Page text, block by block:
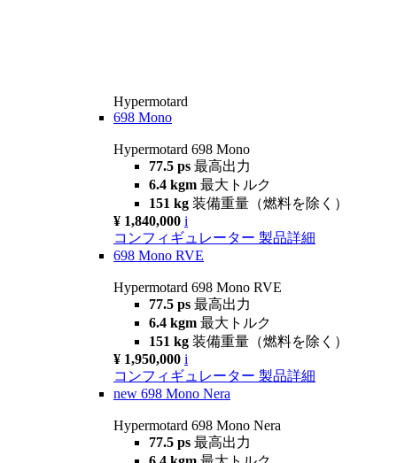
Hypermotard
698 Mono
Hypermotard 698 Mono
77.5 ps 最高出力
6.4 kgm 最大トルク
151 kg 装備重量（燃料を除く）
¥ 1,840,000 i
コンフィギュレーター 製品詳細
698 Mono RVE
Hypermotard 698 Mono RVE
77.5 ps 最高出力
6.4 kgm 最大トルク
151 kg 装備重量（燃料を除く）
¥ 1,950,000 i
コンフィギュレーター 製品詳細
new 698 Mono Nera
Hypermotard 698 Mono Nera
77.5 ps 最高出力